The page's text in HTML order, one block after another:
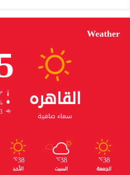
Weather
القاهره
سماء صافية
38º - 29º
38
℃
الجمعة
38
℃
السبت
38
℃
الأحد